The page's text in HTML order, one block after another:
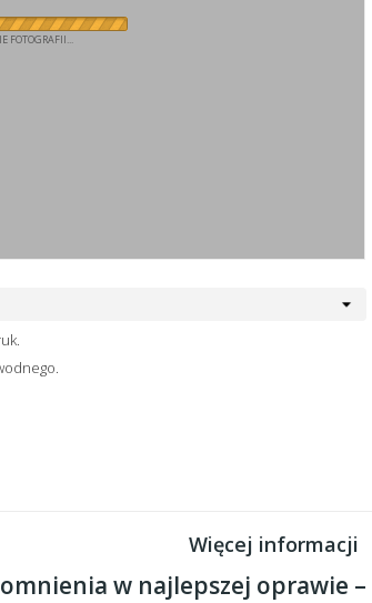
FOTOGRAFII...
Więcej informacji
w najlepszej oprawie –